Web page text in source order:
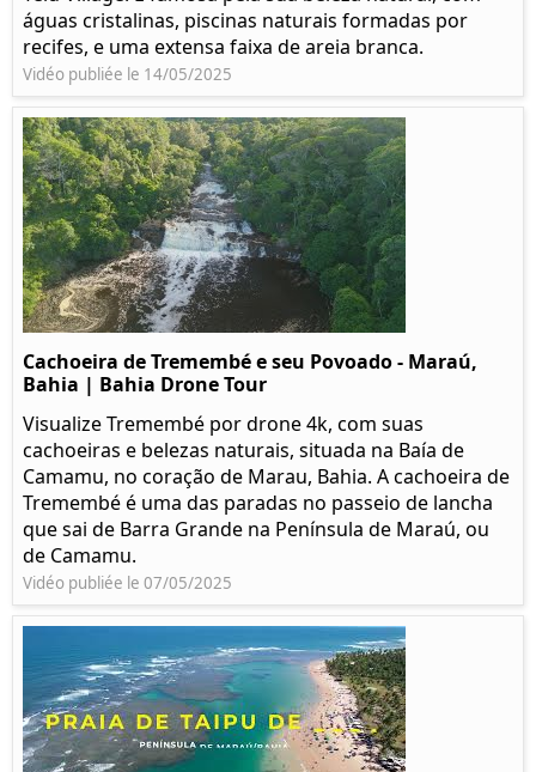
águas cristalinas, piscinas naturais formadas por
recifes, e uma extensa faixa de areia branca.
Vidéo publiée le 14/05/2025
Cachoeira de Tremembé e seu Povoado - Maraú,
Bahia | Bahia Drone Tour
Visualize Tremembé por drone 4k, com suas
cachoeiras e belezas naturais, situada na Baía de
Camamu, no coração de Marau, Bahia. A cachoeira de
Tremembé é uma das paradas no passeio de lancha
que sai de Barra Grande na Península de Maraú, ou
de Camamu.
Vidéo publiée le 07/05/2025